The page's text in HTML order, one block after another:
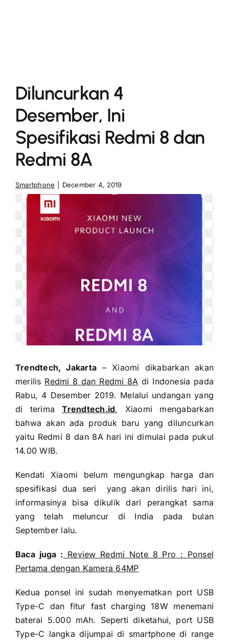
Diluncurkan 4
Desember, Ini
Spesifikasi Redmi 8 dan
Redmi 8A
Smartphone December 4, 2019
Trendtech, Jakarta – Xiaomi dikabarkan akan
merilis Redmi 8 dan Redmi 8A di Indonesia pada
Rabu, 4 Desember 2019. Melalui undangan yang
di terimaTrendtech.id, Xiaomi mengabarkan
bahwa akan ada produk baru yang diluncurkan
yaitu Redmi 8 dan 8A hari ini dimulai pada pukul
14.00 WIB.
Kendati Xiaomi belum mengungkap harga dan
spesifikasi dua seri yang akan dirilis hari ini,
informasinya bisa dikulik dari perangkat sama
yang telah meluncur di India pada bulan
September lalu.
Baca juga : Review Redmi Note 8 Pro : Ponsel
Pertama dengan Kamera 64MP
Kedua ponsel ini sudah menyematkan port USB
Type-C dan fitur fast charging 18W menemani
baterai 5.000 mAh. Seperti diketahui, port USB
Type-C langka dijumpai di smartphone di range